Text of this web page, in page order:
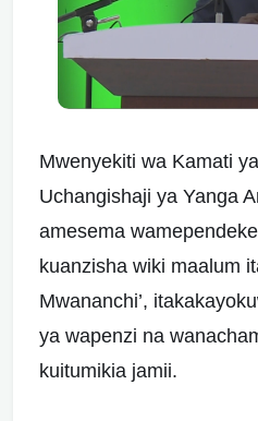
Mwenyekiti wa Kamati
Uchangishaji ya Yanga
amesema
kuanzisha wiki maalum
Mwananchi’,
ya wapenzi na
kuitumikia jamii.